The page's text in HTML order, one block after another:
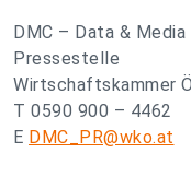
DMC – Data & Media
Pressestelle
Wirtschaftskammer
T 0590 900 – 4462
E DMC_PR@wko.at